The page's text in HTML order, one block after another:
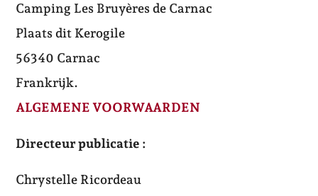
Camping Les Bruyères de Carnac
Plaats dit Kerogile
56340 Carnac
Frankrijk.
ALGEMENE VOORWAARDEN
Directeur publicatie :
Chrystelle Ricordeau